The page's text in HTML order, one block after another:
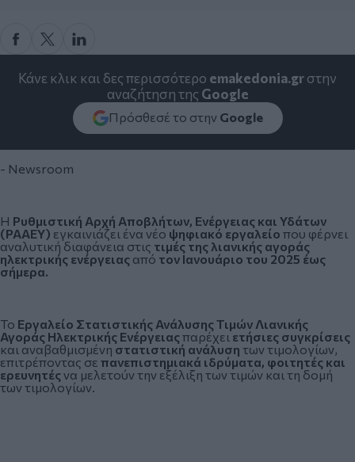
Κάνε κλικ και δες περισσότερο emakedonia.grστην
αναζήτηση της Google
Πρόσθεσέ το στην Google
- Newsroom
Η Ρυθμιστική Αρχή Αποβλήτων, Ενέργειας και Υδάτων
(ΡΑΑΕΥ) εγκαινιάζει ένα νέο ψηφιακό εργαλείο που φέρνει
αναλυτική διαφάνεια στις τιμές της λιανικής αγοράς
ηλεκτρικής ενέργειας από τον Ιανουάριο του 2025 έως
σήμερα.
Το Εργαλείο Στατιστικής Ανάλυσης Τιμών Λιανικής
Αγοράς Ηλεκτρικής Ενέργειαςπαρέχειετήσιες συγκρίσεις
και αναβαθμισμένη στατιστική ανάλυση των τιμολογίων,
επιτρέποντας σε πανεπιστημιακά ιδρύματα, φοιτητές και
ερευνητέςνα μελετούν την εξέλιξη των τιμών και τη δομή
των τιμολογίων.